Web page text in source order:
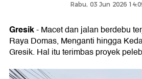
Rabu, 03 Jun 2026
Gresik- Macet dan jalan berdebu
Raya Domas, Menganti hingga
Gresik. Hal itu terimbas proyek